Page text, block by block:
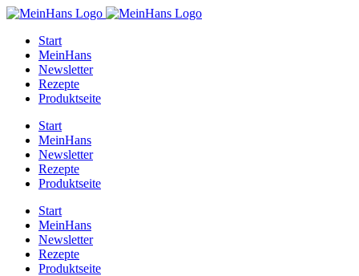
Zum
springenStart
MeinHans
Newsletter
Rezepte
Produktseite
Start
MeinHans
Newsletter
Rezepte
Produktseite
Start
MeinHans
Newsletter
Rezepte
Produktseite